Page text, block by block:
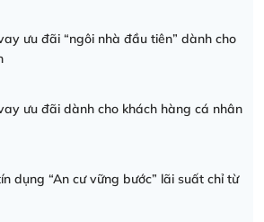
ưu đãi “ngôi nhà đầu tiên” dành cho
ưu đãi dành cho khách hàng cá nhân
dụng “An cư vững bước” lãi suất chỉ từ